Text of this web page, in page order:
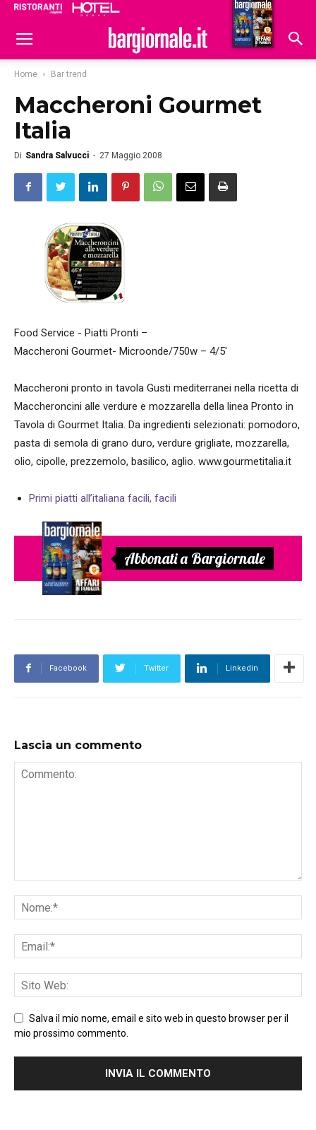
Hoteldomani
Home Bar trend
Maccheroni Gourmet
Italia
Di Sandra Salvucci - 27 Maggio 2008
Food Service - Piatti Pronti –
Maccheroni Gourmet- Microonde/750w – 4/5′
Maccheroni pronto in tavola Gusti mediterranei nella ricetta di
Maccheroncini alle verdure e mozzarella della linea Pronto in
Tavola di Gourmet Italia. Da ingredienti selezionati: pomodoro,
pasta di semola di grano duro, verdure grigliate, mozzarella,
olio, cipolle, prezzemolo, basilico, aglio. www.gourmetitalia.it
Primi piatti all’italiana facili, facili
Abbonati a Bargiornale
Facebook Twitter Linkedin
Lascia un commento
Salva il mio nome, email e sito web in questo browser per il
mio prossimo commento.